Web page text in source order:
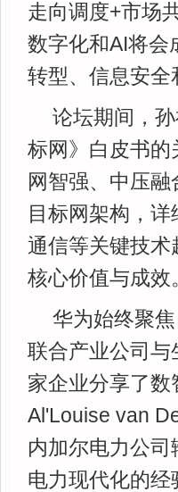
走向调度+市场
数字化和AI将会
转型、信息安
论坛期间，
标网》白皮书
网智强、中压
目标网架构，
通信等关键技
核心价值与成效
华为始终聚
联合产业公司
家企业分享了
Al'Louise van
内加尔电力公
电力现代化的